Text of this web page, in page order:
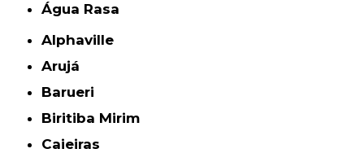
Água Rasa
Alphaville
Arujá
Barueri
Biritiba Mirim
Caieiras